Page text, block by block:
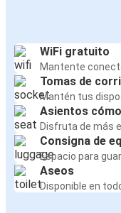
WiFi gratuito
Mantente
Tomas de
Mantén tus
Asientos
Disfruta de más
Consigna de
Espacio para
Aseos
Disponible en